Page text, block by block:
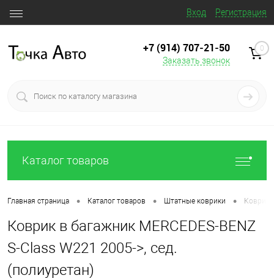
Вход Регистрация
+7 (914) 707‒21‒50
Заказать звонок
0
Каталог товаров
Главная страница • Каталог товаров • Штатные коврики • Коврик
Коврик в багажник MERCEDES-BENZ
S-Class W221 2005->, сед.
(полиуретан)